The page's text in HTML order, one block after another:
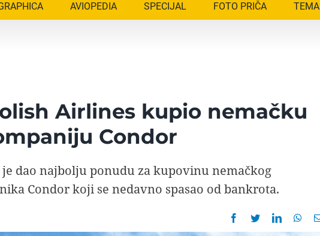
AVIOPEDIA SPECIJAL FOTO PRIČA TEMA
Airlines kupio nemačku
Condor
je dao najbolju ponudu za kupovinu nemačkog
Condor koji se nedavno spasao od bankrota.